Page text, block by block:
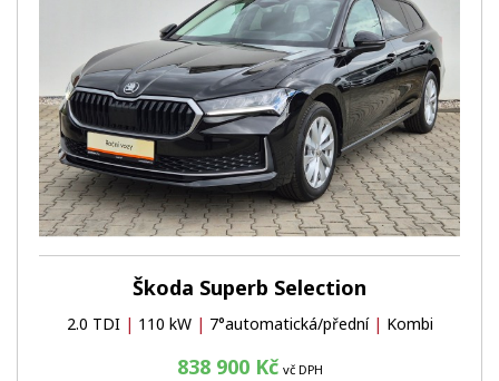
Škoda Superb Selection
2.0 TDI | 110 kW | 7°automatická/přední | Kombi
838 900 Kč vč DPH